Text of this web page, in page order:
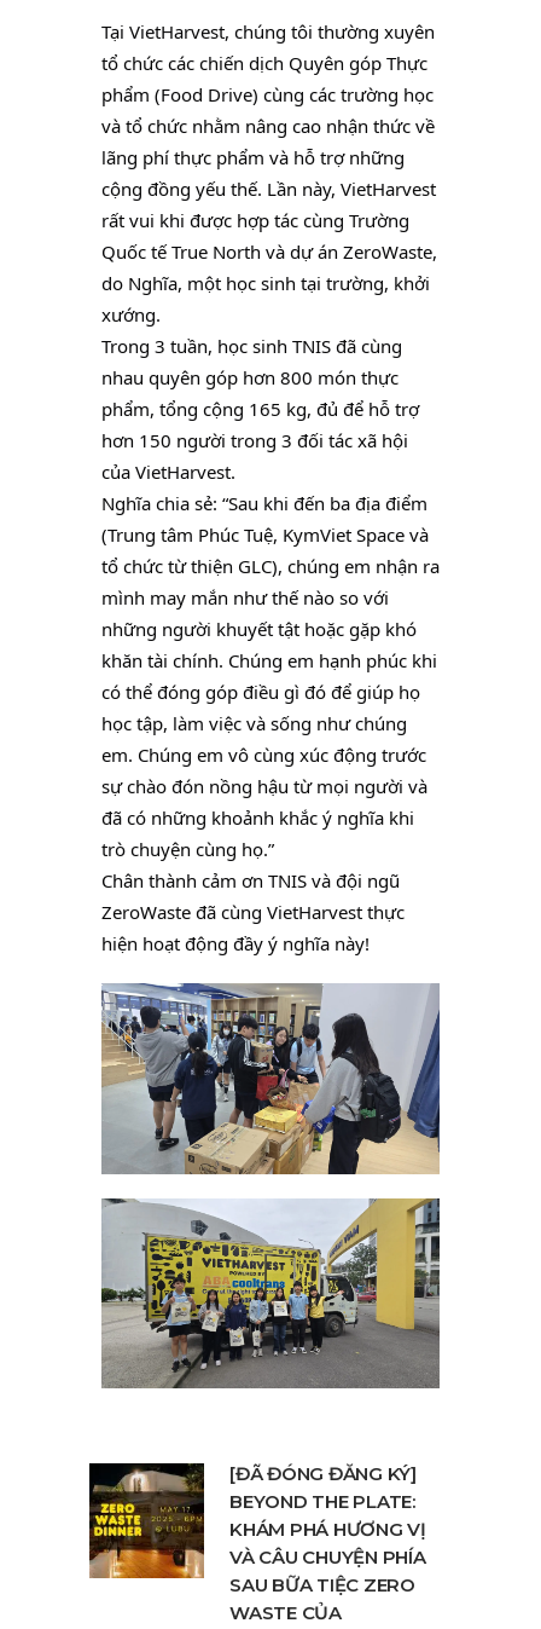
Tại VietHarvest, chúng tôi thường xuyên
tổ chức các chiến dịch Quyên góp Thực
phẩm (Food Drive) cùng các trường học
và tổ chức nhằm nâng cao nhận thức về
lãng phí thực phẩm và hỗ trợ những
cộng đồng yếu thế. Lần này, VietHarvest
rất vui khi được hợp tác cùng Trường
Quốc tế True North và dự án ZeroWaste,
do Nghĩa, một học sinh tại trường, khởi
xướng.
Trong 3 tuần, học sinh TNIS đã cùng
nhau quyên góp hơn 800 món thực
phẩm, tổng cộng 165 kg, đủ để hỗ trợ
hơn 150 người trong 3 đối tác xã hội
của VietHarvest.
Nghĩa chia sẻ: “Sau khi đến ba địa điểm
(Trung tâm Phúc Tuệ, KymViet Space và
tổ chức từ thiện GLC), chúng em nhận ra
mình may mắn như thế nào so với
những người khuyết tật hoặc gặp khó
khăn tài chính. Chúng em hạnh phúc khi
có thể đóng góp điều gì đó để giúp họ
học tập, làm việc và sống như chúng
em. Chúng em vô cùng xúc động trước
sự chào đón nồng hậu từ mọi người và
đã có những khoảnh khắc ý nghĩa khi
trò chuyện cùng họ.”
Chân thành cảm ơn TNIS và đội ngũ
ZeroWaste đã cùng VietHarvest thực
hiện hoạt động đầy ý nghĩa này!
[ĐÃ ĐÓNG ĐĂNG KÝ]
BEYOND THE PLATE:
KHÁM PHÁ HƯƠNG VỊ
VÀ CÂU CHUYỆN PHÍA
SAU BỮA TIỆC ZERO
WASTE CỦA